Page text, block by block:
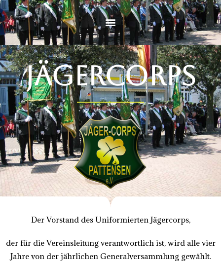
JÄGERCORPS
Der Vorstand des Uniformierten Jägercorps,
der für die Vereinsleitung verantwortlich ist, wird alle vier
Jahre von der jährlichen Generalversammlung gewählt.